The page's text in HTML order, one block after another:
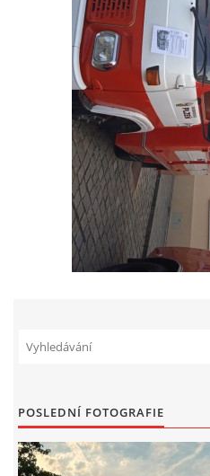
Koterovská
326 00
záznamník/
© 2026 eStránky.cz | RSS |
POSLEDNÍ FOTOGRAFIE